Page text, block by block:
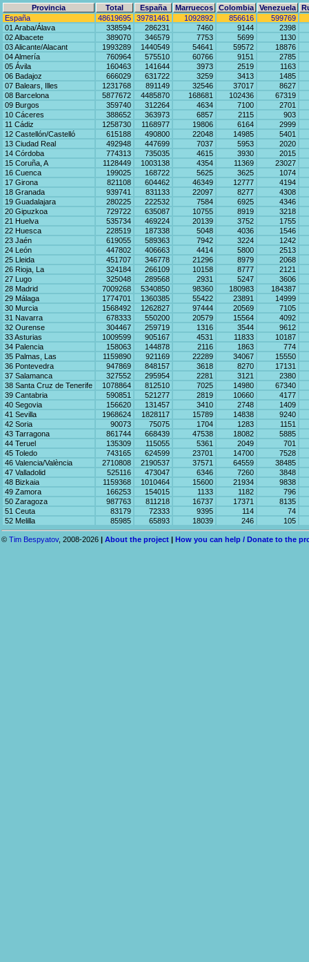
Provincia Total España Marruecos Colombia Venezuela
España
48619695 39781461 1092892 856616
599769
01 Araba/Álava
338594 286231 7460 9144
2398
02 Albacete
389070 346579 7753 5699
1130
03 Alicante/Alacant
1993289 1440549 54641 59572
18876
04 Almería
760964 575510 60766 9151
2785
05 Ávila
160463 141644 3973 2519
1163
06 Badajoz
666029 631722 3259 3413
1485
07 Balears, Illes
1231768 891149 32546 37017
8627
08 Barcelona
5877672 4485870 168681 102436
67319
09 Burgos
359740 312264 4634 7100
2701
10 Cáceres
388652 363973 6857 2115
903
11 Cádiz
1258730 1168977 19806 6164
2999
12 Castellón/Castelló
615188 490800 22048 14985
5401
13 Ciudad Real
492948 447699 7037 5953
2020
14 Córdoba
774313 735035 4615 3930
2015
15 Coruña, A
1128449 1003138 4354 11369
23027
16 Cuenca
199025 168722 5625 3625
1074
17 Girona
821108 604462 46349 12777
4194
18 Granada
939741 831133 22097 8277
4308
19 Guadalajara
280225 222532 7584 6925
4346
20 Gipuzkoa
729722 635087 10755 8919
3218
21 Huelva
535734 469224 20139 3752
1755
22 Huesca
228519 187338 5048 4036
1546
23 Jaén
619055 589363 7942 3224
1242
24 León
447802 406663 4414 5800
2513
25 Lleida
451707 346778 21296 8979
2068
26 Rioja, La
324184 266109 10158 8777
2121
27 Lugo
325048 289568 2931 5247
3606
28 Madrid
7009268 5340850 98360 180983
184387
29 Málaga
1774701 1360385 55422 23891
14999
30 Murcia
1568492 1262827 97444 20569
7105
31 Navarra
678333 550200 20579 15564
4092
32 Ourense
304467 259719 1316 3544
9612
33 Asturias
1009599 905167 4531 11833
10187
34 Palencia
158063 144878 2116 1863
774
35 Palmas, Las
1159890 921169 22289 34067
15550
36 Pontevedra
947869 848157 3618 8270
17131
37 Salamanca
327552 295954 2281 3121
2380
38 Santa Cruz de Tenerife
1078864 812510 7025 14980
67340
39 Cantabria
590851 521277 2819 10660
4177
40 Segovia
156620 131457 3410 2748
1409
41 Sevilla
1968624 1828117 15789 14838
9240
42 Soria
90073 75075 1704 1283
1151
43 Tarragona
861744 668439 47538 18082
5885
44 Teruel
135309 115055 5361 2049
701
45 Toledo
743165 624599 23701 14700
7528
46 Valencia/València
2710808 2190537 37571 64559
38485
47 Valladolid
525116 473047 6346 7260
3848
48 Bizkaia
1159368 1010464 15600 21934
9838
49 Zamora
166253 154015 1133 1182
796
50 Zaragoza
987763 811218 16737 17371
8135
51 Ceuta
83179 72333 9395 114
74
52 Melilla
85985 65893 18039 246 105
© Tim Bespyatov, 2008-2026 | About the project | How you can help / Donate to the